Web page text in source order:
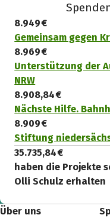
8.949 €
Gemeinsam gegen
8.969 €
Unterstützung der
NRW
8.908,84 €
Nächste Hilfe.
8.909 €
Stiftung
35.735,84 €
haben die Projekte
Olli Schulz erhalten
Über uns